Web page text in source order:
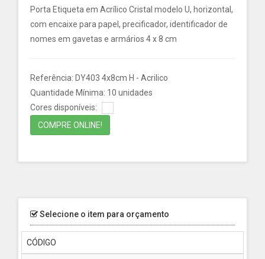
Porta Etiqueta em Acrílico Cristal modelo U, horizontal,
com encaixe para papel, precificador, identificador de
nomes em gavetas e armários 4 x 8 cm
Referência: DY403 4x8cm H - Acrilico
Quantidade Mínima: 10 unidades
Cores disponíveis:
COMPRE ONLINE!
Selecione o item para orçamento
CÓDIGO